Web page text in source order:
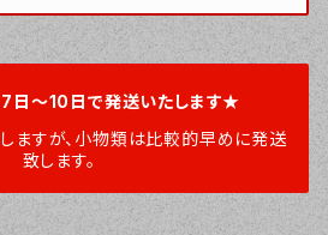
日～10日で発送いたします★
ますが、小物類は比較的早めに発送
致します。